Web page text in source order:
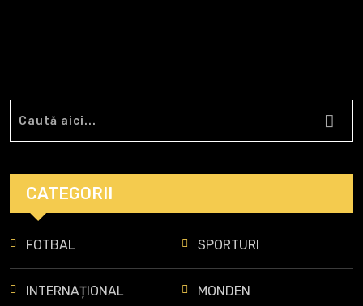
CATEGORII
FOTBAL SPORTURI
INTERNAȚIONAL MONDEN